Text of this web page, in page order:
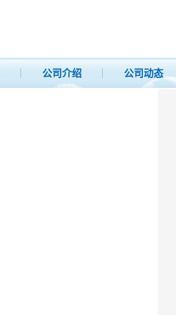
公司介绍 公司动态